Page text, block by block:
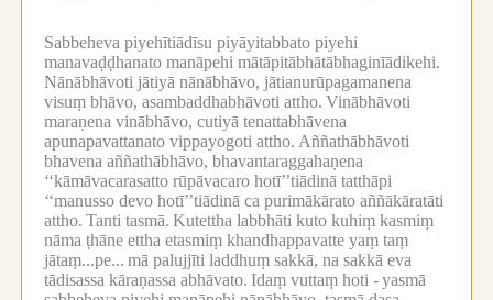
Sabbeheva piyehītiādīsu piyāyitabbato piyehi
manavaḍḍhanato manāpehi mātāpitābhātābhaginīādikehi.
Nānābhāvoti jātiyā nānābhāvo, jātianurūpagamanena
visuṃ bhāvo, asambaddhabhāvoti attho. Vinābhāvoti
maraṇena vinābhāvo, cutiyā tenattabhāvena
apunapavattanato vippayogoti attho. Aññathābhāvoti
bhavena aññathābhāvo, bhavantaraggahaṇena
‘‘kāmāvacarasatto rūpāvacaro hotī’’tiādinā tatthāpi
‘‘manusso devo hotī’’tiādinā ca purimākārato aññākāratāti
attho. Tanti tasmā. Kutettha labbhāti kuto kuhiṃ kasmiṃ
nāma ṭhāne ettha etasmiṃ khandhappavatte yaṃ taṃ
jātaṃ...pe... mā palujjīti laddhuṃ sakkā, na sakkā eva
tādisassa kāraṇassa abhāvato. Idaṃ vuttaṃ hoti -yasmā